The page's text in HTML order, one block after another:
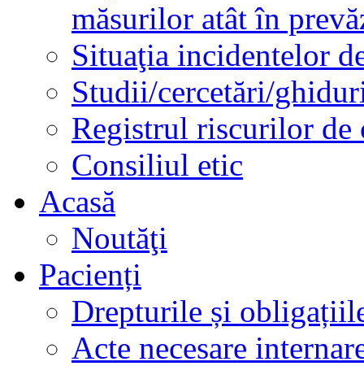
măsurilor atât în
Situaţia incidentelor
Studii/cercetări/
Registrul riscurilor de
Consiliul etic
Acasă
Noutăţi
Pacienți
Drepturile și
Acte necesare